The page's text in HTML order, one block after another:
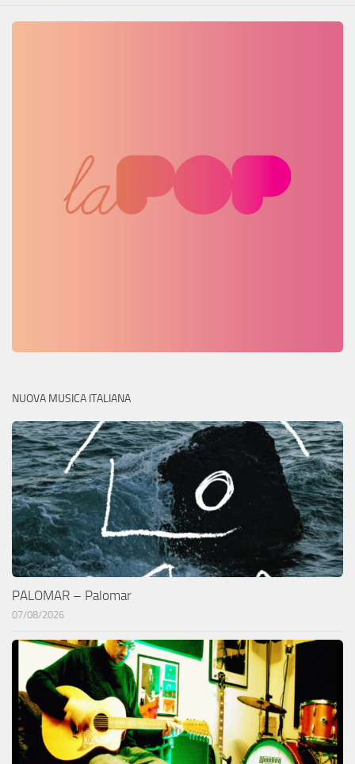
NUOVA MUSICA ITALIANA
PALOMAR – Palomar
07/08/2026